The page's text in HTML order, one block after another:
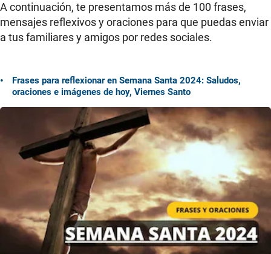
A continuación, te presentamos más de 100 frases,
mensajes reflexivos y oraciones para que puedas enviar
a tus familiares y amigos por redes sociales.
Frases para reflexionar en Semana Santa 2024: Saludos,
oraciones e imágenes de hoy, Viernes Santo